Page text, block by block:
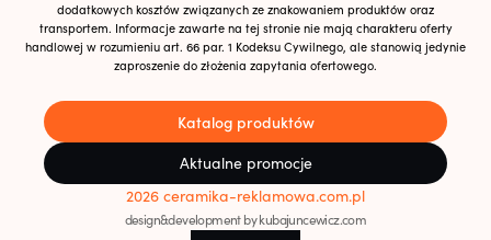
dodatkowych kosztów związanych ze znakowaniem produktów oraz
transportem. Informacje zawarte na tej stronie nie mają charakteru oferty
handlowej w rozumieniu art. 66 par. 1 Kodeksu Cywilnego, ale stanowią jedynie
zaproszenie do złożenia zapytania ofertowego.
Katalog produktów
Aktualne promocje
2026 ceramika-reklamowa.com.pl
design&development by kubajuncewicz.com